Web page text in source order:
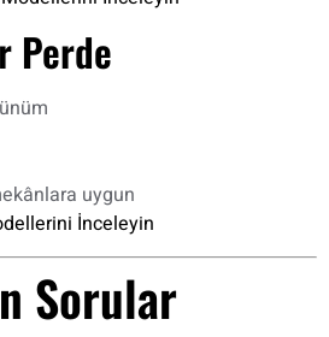
Perde
uygun
İnceleyin
Sorular